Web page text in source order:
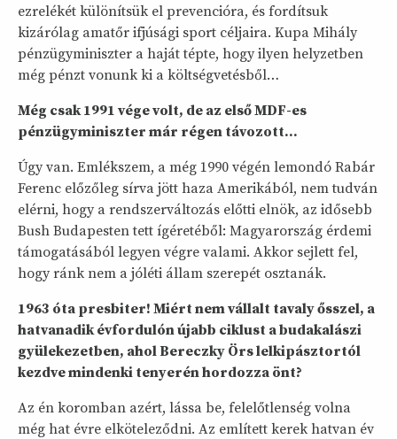
ezrelékét különítsük el prevencióra, és fordítsuk
kizárólag amatőr ifjúsági sport céljaira. Kupa Mihály
pénzügyminiszter a haját tépte, hogy ilyen helyzetben
még pénzt vonunk ki a költségvetésből…
Még csak 1991 vége volt, de az első MDF-es
pénzügyminiszter már régen távozott...
Úgy van. Emlékszem, a még 1990 végén lemondó Rabár
Ferenc előzőleg sírva jött haza Amerikából, nem tudván
elérni, hogy a rendszerváltozás előtti elnök, az idősebb
Bush Budapesten tett ígéretéből: Magyarország érdemi
támogatásából legyen végre valami. Akkor sejlett fel,
hogy ránk nem a jóléti állam szerepét osztanák.
1963 óta presbiter! Miért nem vállalt tavaly ősszel, a
hatvanadik évfordulón újabb ciklust a budakalászi
gyülekezetben, ahol Bereczky Örs lelkipásztortól
kezdve mindenki tenyerén hordozza önt?
Az én koromban azért, lássa be, felelőtlenség volna
még hat évre elköteleződni. Az említett kerek hatvan év